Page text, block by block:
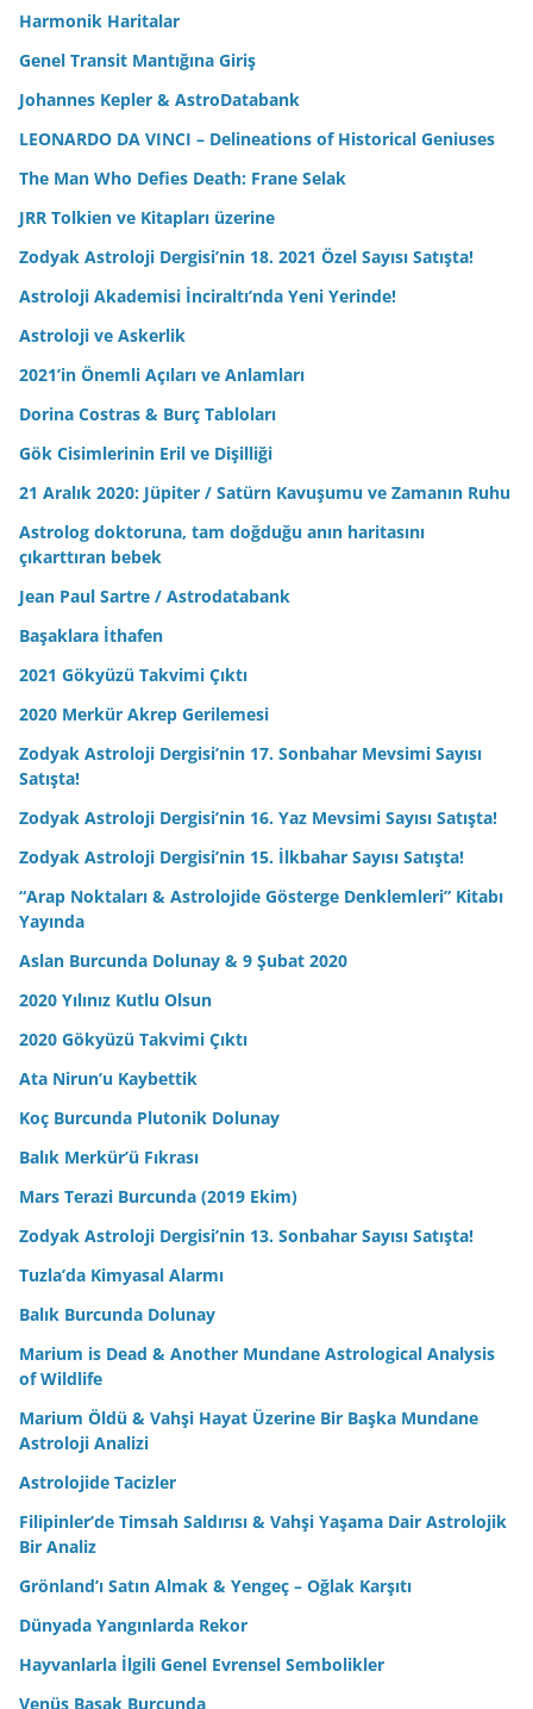
Harmonik Haritalar
Genel Transit Mantığına Giriş
Johannes Kepler & AstroDatabank
LEONARDO DA VINCI – Delineations of Historical Geniuses
The Man Who Defies Death: Frane Selak
JRR Tolkien ve Kitapları üzerine
Zodyak Astroloji Dergisi’nin 18. 2021 Özel Sayısı Satışta!
Astroloji Akademisi İnciraltı’nda Yeni Yerinde!
Astroloji ve Askerlik
2021’in Önemli Açıları ve Anlamları
Dorina Costras & Burç Tabloları
Gök Cisimlerinin Eril ve Dişilliği
21 Aralık 2020: Jüpiter / Satürn Kavuşumu ve Zamanın Ruhu
Astrolog doktoruna, tam doğduğu anın haritasını
çıkarttıran bebek
Jean Paul Sartre / Astrodatabank
Başaklara İthafen
2021 Gökyüzü Takvimi Çıktı
2020 Merkür Akrep Gerilemesi
Zodyak Astroloji Dergisi’nin 17. Sonbahar Mevsimi Sayısı
Satışta!
Zodyak Astroloji Dergisi’nin 16. Yaz Mevsimi Sayısı Satışta!
Zodyak Astroloji Dergisi’nin 15. İlkbahar Sayısı Satışta!
“Arap Noktaları & Astrolojide Gösterge Denklemleri” Kitabı
Yayında
Aslan Burcunda Dolunay & 9 Şubat 2020
2020 Yılınız Kutlu Olsun
2020 Gökyüzü Takvimi Çıktı
Ata Nirun’u Kaybettik
Koç Burcunda Plutonik Dolunay
Balık Merkür’ü Fıkrası
Mars Terazi Burcunda (2019 Ekim)
Zodyak Astroloji Dergisi’nin 13. Sonbahar Sayısı Satışta!
Tuzla’da Kimyasal Alarmı
Balık Burcunda Dolunay
Marium is Dead & Another Mundane Astrological Analysis
of Wildlife
Marium Öldü & Vahşi Hayat Üzerine Bir Başka Mundane
Astroloji Analizi
Astrolojide Tacizler
Filipinler’de Timsah Saldırısı & Vahşi Yaşama Dair Astrolojik
Bir Analiz
Grönland’ı Satın Almak & Yengeç – Oğlak Karşıtı
Dünyada Yangınlarda Rekor
Hayvanlarla İlgili Genel Evrensel Sembolikler
Venüs Başak Burcunda